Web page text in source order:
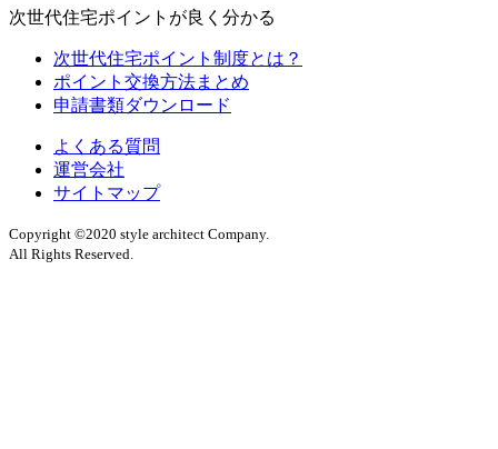
次世代住宅ポイントが良く分かる
次世代住宅ポイント制度とは？
ポイント交換方法まとめ
申請書類ダウンロード
よくある質問
運営会社
サイトマップ
Copyright ©2020 style architect Company.
All Rights Reserved.